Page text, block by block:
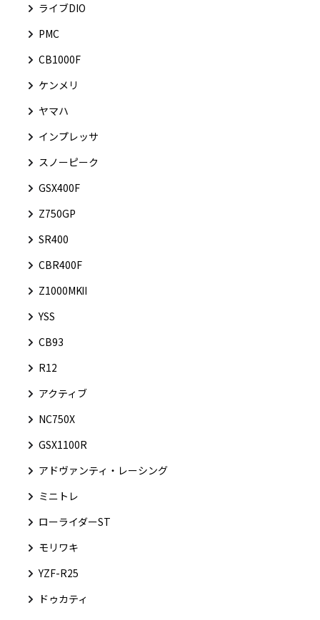
ライブDIO
PMC
CB1000F
ケンメリ
ヤマハ
インプレッサ
スノーピーク
GSX400F
Z750GP
SR400
CBR400F
Z1000MKⅡ
YSS
CB93
R12
アクティブ
NC750X
GSX1100R
アドヴァンティ・レーシング
ミニトレ
ローライダーST
モリワキ
YZF-R25
ドゥカティ